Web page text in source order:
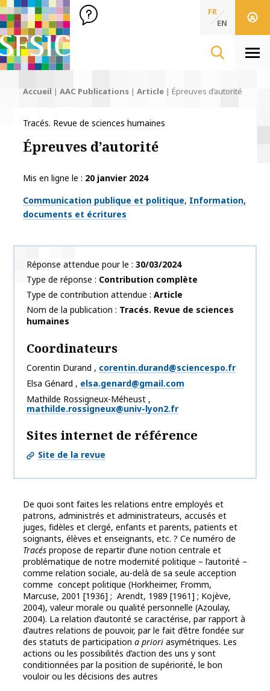
SFSIC Société Française des Sciences de l'Information & de
Société Française des Sciences
de l'Information
FR
EN
Accueil | AAC Publications | Article | Épreuves d’autorité
Tracés. Revue de sciences humaines
Épreuves d’autorité
Mis en ligne le
20 janvier 2024
Thématiques
Communication publique et politique Information,
documents et écritures
Réponse attendue pour le
30/03/2024
Type de réponse
Contribution complète
Type de contribution attendue
Article
Nom de la publication
Tracés. Revue de sciences
humaines
Coordinateurs
Corentin Durand , corentin.durand@sciencespo.fr
Elsa Génard , elsa.genard@gmail.com
Mathilde Rossigneux-Méheust ,
mathilde.rossigneux@univ-lyon2.fr
Sites internet de référence
Site de la revue
De quoi sont faites les relations entre employés et
patrons, administrés et administrateurs, accusés et
juges, fidèles et clergé, enfants et parents, patients et
soignants, élèves et enseignants, etc. ? Ce numéro de
Tracés propose de repartir d’une notion centrale et
problématique de notre modernité politique – l’autorité –
comme relation sociale, au-delà de sa seule acception
comme concept politique (Horkheimer, Fromm,
Marcuse, 2001 [1936] ; Arendt, 1989 [1961] ; Kojève,
2004), valeur morale ou qualité personnelle (Azoulay,
2004). La relation d’autorité se caractérise, par rapport à
d’autres relations de pouvoir, par le fait d’être fondée sur
des statuts de participation a priori asymétriques. Les
actions ou les possibilités d’action des uns y sont
conditionnées par la position de supériorité, le bon
vouloir ou les décisions des autres